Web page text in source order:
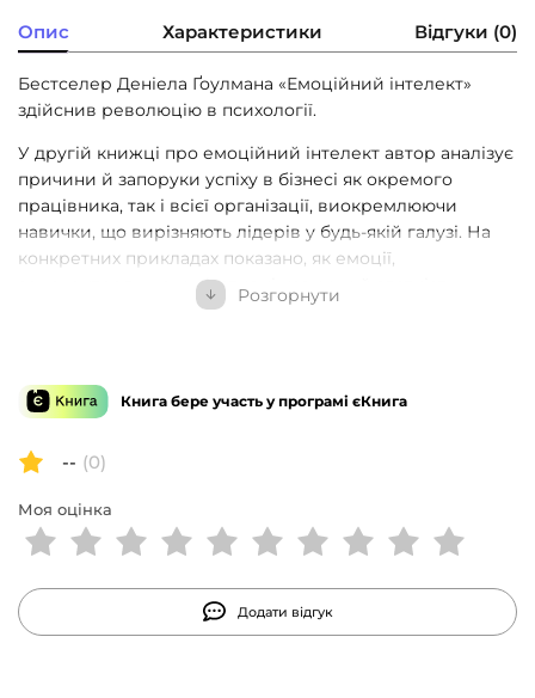
Опис Характеристики Відгуки (0)
Бестселер Деніела Ґоулмана «Емоційний інтелект»
здійснив революцію в психології.
У другій книжці про емоційний інтелект автор аналізує
причини й запоруки успіху в бізнесі як окремого
працівника, так і всієї організації, виокремлюючи
навички, що вирізняють лідерів у будь-якій галузі. На
конкретних прикладах показано, як емоції,
самоконтроль, комунікативні навички й здатність
працювати в команді — тобто емоційний інтелект —
досвід. І що вища посада людини, то вагоміші ці
навички.
Ґоулман наголошує на тому, що всі ми маємо потенціал
нашої кар’єри, а також дає нам рекомендації щодо
підвищення власної ефективності.
Розгорнути
Книга бере участь у програмі єКнига
-- (0)
Моя оцінка
Додати відгук